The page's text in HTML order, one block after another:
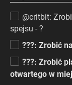
@critbit:
spejsu - ?
???: Zrobić
???: Zrobić
otwartego w